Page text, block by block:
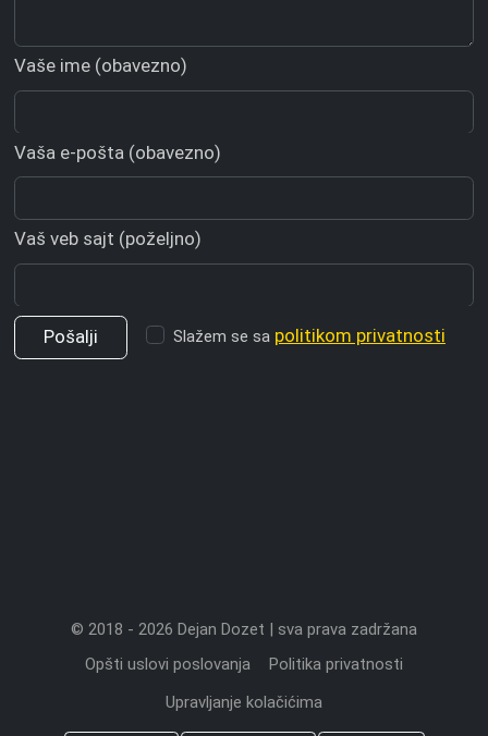
Vaše ime (obavezno)
Vaša e-pošta (obavezno)
Vaš veb sajt (poželjno)
Slažem se sa politikom privatnosti
© 2018 - 2026 Dejan Dozet | sva prava zadržana
Opšti uslovi poslovanja
Politika privatnosti
Upravljanje kolačićima